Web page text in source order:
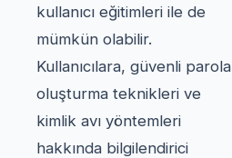
kullanıcı eğitimleri ile de
mümkün olabilir.
Kullanıcılara, güvenli parola
oluşturma teknikleri ve
kimlik avı yöntemleri
hakkında bilgilendirici